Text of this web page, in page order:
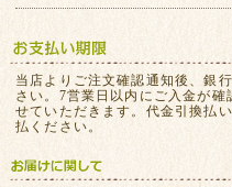
当店よりご注文確認通知後、銀
さい。7営業日以内にご入金が
せていただきます。代金引換払
払ください。